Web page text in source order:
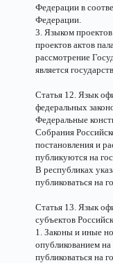
Федерации в
Федерации.
3. Языком
проектов актов
рассмотрение
является
Статья 12. Язык
федеральных
Федеральные
Собрания
постановления и
публикуются на
В республиках
публиковаться на
Статья 13. Язык
субъектов
1. Законы и иные
опубликованием
публиковаться на